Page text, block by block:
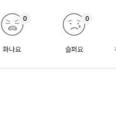
화나요
0
슬퍼요
0